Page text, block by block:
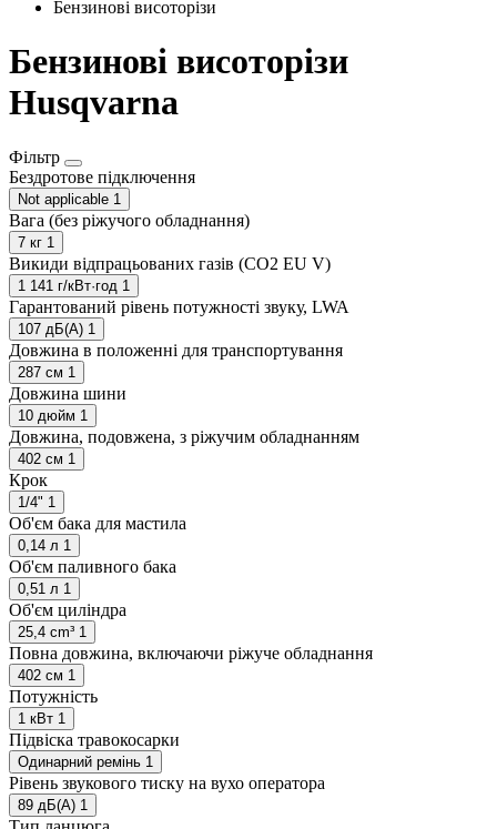
Бензинові висоторізи
Бензинові висоторізи
Husqvarna
Фільтр
Бездротове підключення
Not applicable 1
Вага (без ріжучого обладнання)
7 кг 1
Викиди відпрацьованих газів (CO2 EU V)
1 141 г/кВт·год 1
Гарантований рівень потужності звуку, LWA
107 дБ(А) 1
Довжина в положенні для транспортування
287 см 1
Довжина шини
10 дюйм 1
Довжина, подовжена, з ріжучим обладнанням
402 см 1
Крок
1/4" 1
Об'єм бака для мастила
0,14 л 1
Об'єм паливного бака
0,51 л 1
Об'єм циліндра
25,4 cm³ 1
Повна довжина, включаючи ріжуче обладнання
402 см 1
Потужність
1 кВт 1
Підвіска травокосарки
Одинарний ремінь 1
Рівень звукового тиску на вухо оператора
89 дБ(А) 1